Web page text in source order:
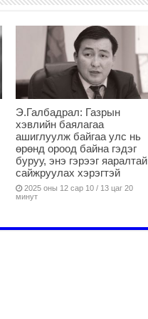
Э.Галбадрал: Газрын
хэвлийн баялагаа
ашиглуулж байгаа улс нь
өрөнд ороод байна гэдэг
буруу, энэ гэрээг яаралтай
сайжруулах хэрэгтэй
2025 оны 12 сар 10 / 13 цаг 20
минут